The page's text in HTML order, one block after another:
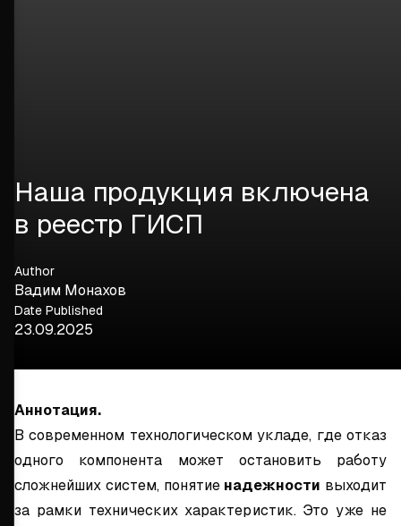
Наша продукция включена
в реестр ГИСП
Author
Вадим Монахов
Date Published
23.09.2025
Аннотация.
В современном технологическом укладе, где отказ
одного компонента может остановить работу
сложнейших систем, понятие надежности выходит
за рамки технических характеристик. Это уже не